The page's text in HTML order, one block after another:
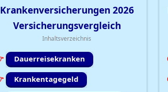
Krankenversicherungen 2026
Versicherungsvergleich
Inhaltsverzeichnis
Dauerreisekranken
Krankentagegeld